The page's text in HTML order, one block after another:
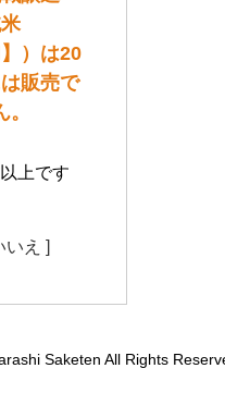
）は20
販売で
上です
いえ ]
Saketen All Rights